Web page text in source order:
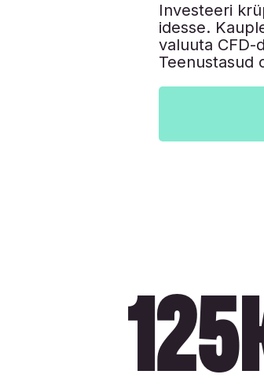
Investeeri
idesse.
valuuta CFD-
Teenustasud